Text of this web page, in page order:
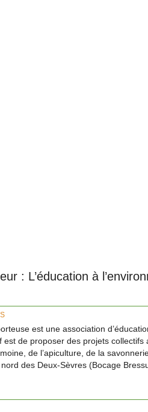
: L’éducation à
est une association
est de proposer des projets
de l’apiculture, de la
des Deux-Sèvres (Bocage